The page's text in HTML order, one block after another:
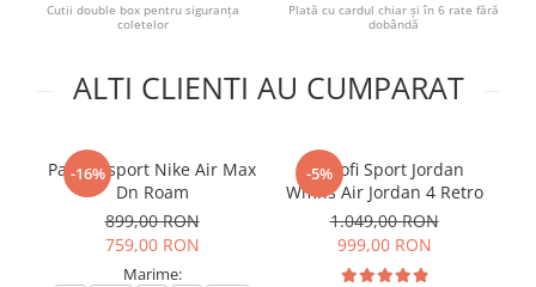
Cutii double box pentru siguranța
coletelor
Plată cu cardul chiar și în 6 rate fără
dobândă
ALTI CLIENTI AU CUMPARAT
-16%
Pantofi sport Nike Air Max
Dn Roam
899,00 RON
759,00 RON
Marime:
-5%
Pantofi Sport Jordan
Wmns Air Jordan 4 Retro
1.049,00 RON
999,00 RON